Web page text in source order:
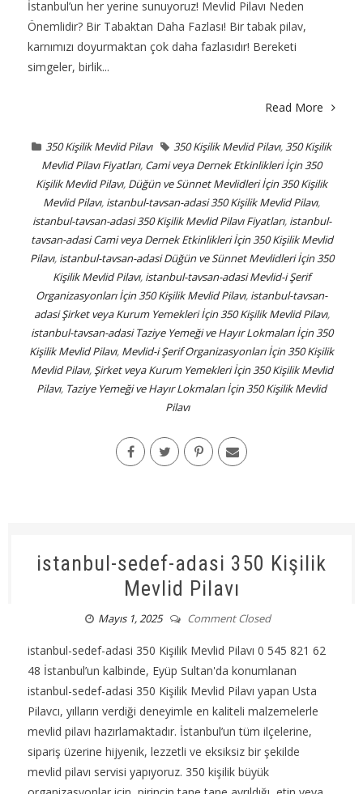
İstanbul’un her yerine sunuyoruz! Mevlid Pilavı Neden
Önemlidir? Bir Tabaktan Daha Fazlası! Bir tabak pilav,
karnımızı doyurmaktan çok daha fazlasıdır! Bereketi
simgeler, birlik...
Read More
350 Kişilik Mevlid Pilavı 350 Kişilik Mevlid Pilavı,350 Kişilik
Mevlid Pilavı Fiyatları, Cami veya Dernek Etkinlikleri İçin 350
Kişilik Mevlid Pilavı, Düğün ve Sünnet Mevlidleri İçin 350 Kişilik
Mevlid Pilavı, istanbul-tavsan-adasi 350 Kişilik Mevlid Pilavı,
istanbul-tavsan-adasi 350 Kişilik Mevlid Pilavı Fiyatları, istanbul-
tavsan-adasi Cami veya Dernek Etkinlikleri İçin 350 Kişilik Mevlid
Pilavı, istanbul-tavsan-adasi Düğün ve Sünnet Mevlidleri İçin 350
Kişilik Mevlid Pilavı, istanbul-tavsan-adasi Mevlid-i Şerif
Organizasyonları İçin 350 Kişilik Mevlid Pilavı, istanbul-tavsan-
adasi Şirket veya Kurum Yemekleri İçin 350 Kişilik Mevlid Pilavı,
istanbul-tavsan-adasi Taziye Yemeği ve Hayır Lokmaları İçin 350
Kişilik Mevlid Pilavı, Mevlid-i Şerif Organizasyonları İçin 350 Kişilik
Mevlid Pilavı,Şirket veya Kurum Yemekleri İçin 350 Kişilik Mevlid
Pilavı, Taziye Yemeği ve Hayır Lokmaları İçin 350 Kişilik Mevlid
Pilavı
istanbul-sedef-adasi 350 Kişilik
Mevlid Pilavı
Mayıs 1, 2025 Comment Closed
istanbul-sedef-adasi 350 Kişilik Mevlid Pilavı 0 545 821 62
48 İstanbul’un kalbinde, Eyüp Sultan'da konumlanan
istanbul-sedef-adasi 350 Kişilik Mevlid Pilavı yapan Usta
Pilavcı, yılların verdiği deneyimle en kaliteli malzemelerle
mevlid pilavı hazırlamaktadır. İstanbul’un tüm ilçelerine,
sipariş üzerine hijyenik, lezzetli ve eksiksiz bir şekilde
mevlid pilavı servisi yapıyoruz. 350 kişilik büyük